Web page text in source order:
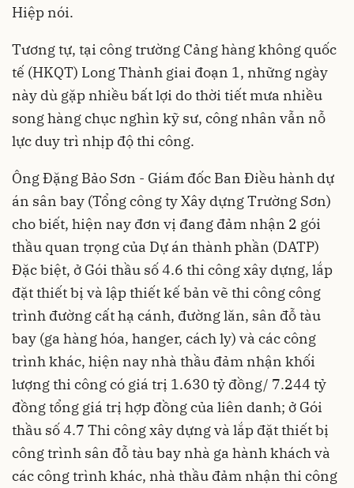
Hiệp nói.
Tương tự, tại công trường Cảng hàng không quốc
tế (HKQT) Long Thành giai đoạn 1, những ngày
này dù gặp nhiều bất lợi do thời tiết mưa nhiều
song hàng chục nghìn kỹ sư, công nhân vẫn nỗ
lực duy trì nhịp độ thi công.
Ông Đặng Bảo Sơn - Giám đốc Ban Điều hành dự
án sân bay (Tổng công ty Xây dựng Trường Sơn)
cho biết, hiện nay đơn vị đang đảm nhận 2 gói
thầu quan trọng của Dự án thành phần (DATP)
Đặc biệt, ở Gói thầu số 4.6 thi công xây dựng, lắp
đặt thiết bị và lập thiết kế bản vẽ thi công công
trình đường cất hạ cánh, đường lăn, sân đỗ tàu
bay (ga hàng hóa, hanger, cách ly) và các công
trình khác, hiện nay nhà thầu đảm nhận khối
lượng thi công có giá trị 1.630 tỷ đồng/ 7.244 tỷ
đồng tổng giá trị hợp đồng của liên danh; ở Gói
thầu số 4.7 Thi công xây dựng và lắp đặt thiết bị
công trình sân đỗ tàu bay nhà ga hành khách và
các công trình khác, nhà thầu đảm nhận thi công